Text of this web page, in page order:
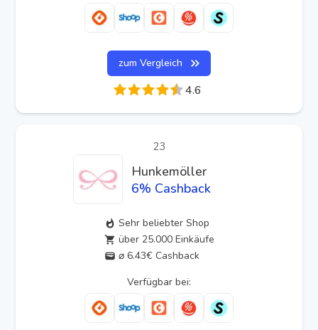
zum Vergleich
4.6
23
Hunkemöller
6% Cashback
Sehr beliebter Shop
über 25.000 Einkäufe
⌀ 6.43€ Cashback
Verfügbar bei: